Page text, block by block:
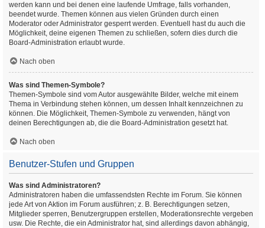
werden kann und bei denen eine laufende Umfrage, falls vorhanden,
beendet wurde. Themen können aus vielen Gründen durch einen
Moderator oder Administrator gesperrt werden. Eventuell hast du auch die
Möglichkeit, deine eigenen Themen zu schließen, sofern dies durch die
Board-Administration erlaubt wurde.
Nach oben
Was sind Themen-Symbole?
Themen-Symbole sind vom Autor ausgewählte Bilder, welche mit einem
Thema in Verbindung stehen können, um dessen Inhalt kennzeichnen zu
können. Die Möglichkeit, Themen-Symbole zu verwenden, hängt von
deinen Berechtigungen ab, die die Board-Administration gesetzt hat.
Nach oben
Benutzer-Stufen und Gruppen
Was sind Administratoren?
Administratoren haben die umfassendsten Rechte im Forum. Sie können
jede Art von Aktion im Forum ausführen; z. B. Berechtigungen setzen,
Mitglieder sperren, Benutzergruppen erstellen, Moderationsrechte vergeben
usw. Die Rechte, die ein Administrator hat, sind allerdings davon abhängig,